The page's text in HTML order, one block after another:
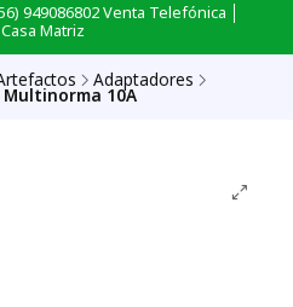
949086802 Venta Telefónica │
Matriz
Adaptadores
10A